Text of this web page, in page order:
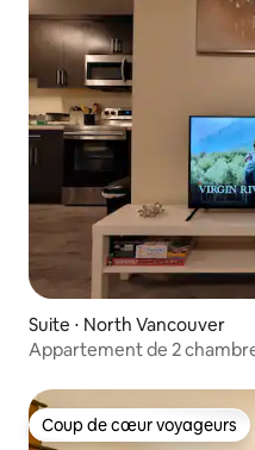
Suite ⋅ North Vancouver
Appartement de 2
Coup de cœur voyageurs
Coup de cœur voyageurs